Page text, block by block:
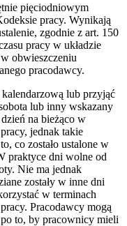
pięciodniowym
pracy. Wynikają
zgodnie z art. 150
pracy w układzie
obwieszczeniu
pracodawcy.
lub przyjąć
lub inny wskazany
na bieżąco w
jednak takie
co zostało ustalone w
praktyce dni wolne od
Nie ma jednak
zostały w inne dni
w terminach
Pracodawcy mogą
to, by pracownicy mieli